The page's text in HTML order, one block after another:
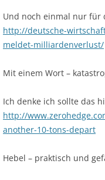
Und noch einmal nur für
http://deutsche-
meldet-milliardenverlust/
Mit einem Wort –
Ich denke ich sollte das
http://
another-10-tons-depart
Hebel – praktisch und